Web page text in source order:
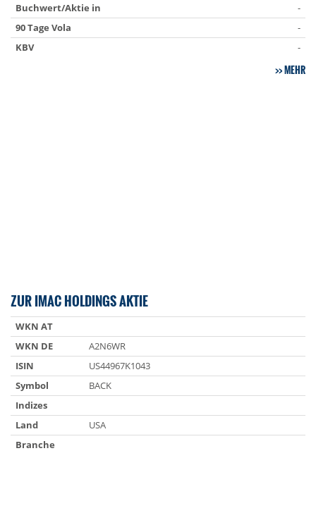
Buchwert/Aktie in
-
90 Tage Vola
-
KBV
-
MEHR
ZUR IMAC HOLDINGS AKTIE
WKN AT
WKN DE
A2N6WR
ISIN
US44967K1043
Symbol
BACK
Indizes
Land
USA
Branche